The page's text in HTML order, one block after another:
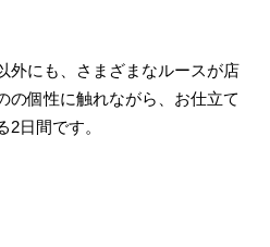
外にも、さまざまなルースが店
の個性に触れながら、お仕立て
2日間です。